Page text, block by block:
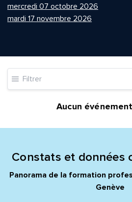
mercredi 07 octobre 2026
mardi 17 novembre 2026
Filtrer
Aucun
Constats et données
Panorama de la formation
Genève
Prénom et nom*
Quelle est la pertinence de